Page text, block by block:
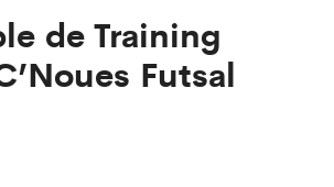
de Training
Futsal